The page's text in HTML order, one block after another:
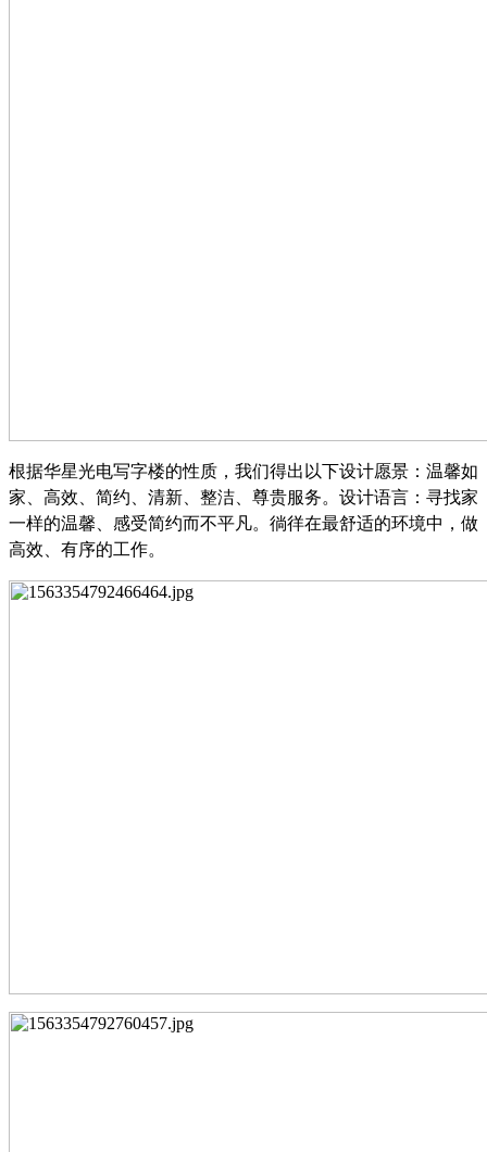
根据华星光电写字楼的性质，我们得出以下设计愿景：温馨如
家、高效、简约、清新、整洁、尊贵服务。设计语言：寻找家
一样的温馨、感受简约而不平凡。徜徉在最舒适的环境中，做
高效、有序的工作。